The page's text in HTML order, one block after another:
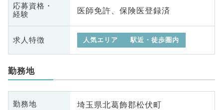
応募資格・
経験
医師免許、保険医登録済
求人特徴 人気エリア 駅近・徒歩圏内
勤務地
勤務地 埼玉県北葛飾郡松伏町